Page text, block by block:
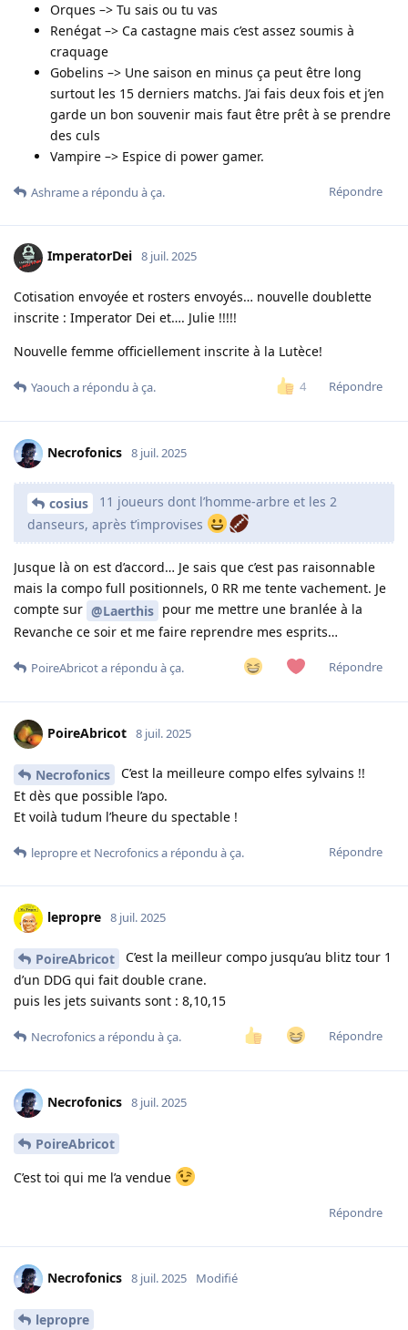
Orques –> Tu sais ou tu vas
Renégat –> Ca castagne mais c’est assez soumis à
craquage
Gobelins –> Une saison en minus ça peut être long
surtout les 15 derniers matchs. J’ai fais deux fois et j’en
garde un bon souvenir mais faut être prêt à se prendre
des culs
Vampire –> Espice di power gamer.
Répondre
Ashramea répondu à ça.
ImperatorDei 8 juil. 2025
Cotisation envoyée et rosters envoyés… nouvelle doublette
inscrite : Imperator Dei et…. Julie !!!!!
Nouvelle femme officiellement inscrite à la Lutèce!
4 Répondre
Yaouch a répondu à ça.
Necrofonics 8 juil. 2025
cosius
11 joueurs dont l’homme-arbre et les 2
danseurs, après t’improvises
Jusque là on est d’accord… Je sais que c’est pas raisonnable
mais la compo full positionnels, 0 RR me tente vachement. Je
compte sur @Laerthis pour me mettre une branlée à la
Revanche ce soir et me faire reprendre mes esprits…
Répondre
PoireAbricota répondu à ça.
PoireAbricot 8 juil. 2025
Necrofonics
C’est la meilleure compo elfes sylvains !!
Et dès que possible l’apo.
Et voilà tudum l’heure du spectable !
Répondre
lepropreet Necrofonicsa répondu à ça.
lepropre 8 juil. 2025
PoireAbricot
C’est la meilleur compo jusqu’au blitz tour 1
d’un DDG qui fait double crane.
puis les jets suivants sont : 8,10,15
Répondre
Necrofonicsa répondu à ça.
Necrofonics 8 juil. 2025
PoireAbricot
C’est toi qui me l’a vendue
Répondre
Necrofonics 8 juil. 2025 Modifié
lepropre